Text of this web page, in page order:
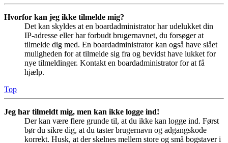
Hvorfor kan jeg ikke tilmelde mig?
Det kan skyldes at en boardadministrator har udelukket din
IP-adresse eller har forbudt brugernavnet, du forsøger at
tilmelde dig med. En boardadministrator kan også have slået
muligheden for at tilmelde sig fra og bevidst have lukket for
nye tilmeldinger. Kontakt en boardadministrator for at få
hjælp.
Top
Jeg har tilmeldt mig, men kan ikke logge ind!
Der kan være flere grunde til, at du ikke kan logge ind. Først
bør du sikre dig, at du taster brugernavn og adgangskode
korrekt. Husk, at der skelnes mellem store og små bogstaver i